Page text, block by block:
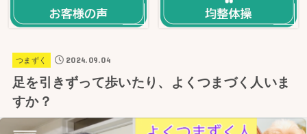
つまずく 2024.09.04
足を引きずって歩いたり、よくつまづく人いま
すか？